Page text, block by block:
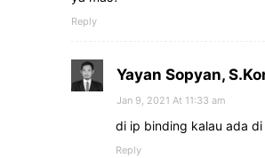
Reply
Yayan Sopyan,
Jan 9, 2021 At 11:33 am
di ip binding kalau ada di
Reply